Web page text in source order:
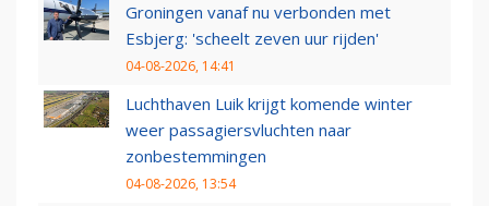
Groningen vanaf nu verbonden met
Esbjerg: 'scheelt zeven uur rijden'
04-08-2026, 14:41
Luchthaven Luik krijgt komende winter
weer passagiersvluchten naar
zonbestemmingen
04-08-2026, 13:54